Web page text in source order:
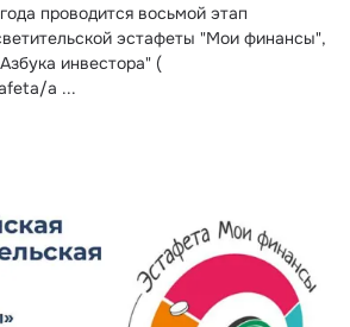
проводится восьмой этап
эстафеты "Мои финансы",
инвестора" (
a ...